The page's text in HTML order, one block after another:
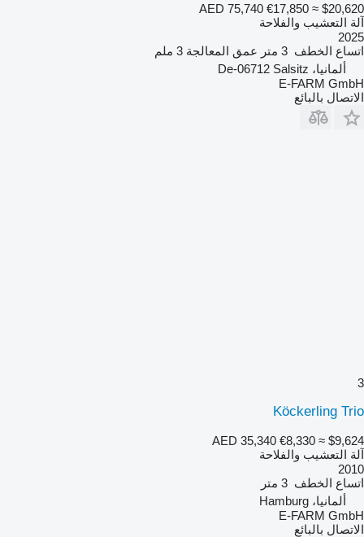
AED 75,740 €17,850 ≈ $20,620
آلة التعشيب والفلاحة
2025
اتساع الخطف 3 متر عمق المعالجة 3 ملم
ألمانيا، De-06712 Salsitz
E-FARM GmbH
الاتصال بالبائع
3
Köckerling Trio
AED 35,340 €8,330 ≈ $9,624
آلة التعشيب والفلاحة
2010
اتساع الخطف 3 متر
ألمانيا، Hamburg
E-FARM GmbH
الاتصال بالبائع